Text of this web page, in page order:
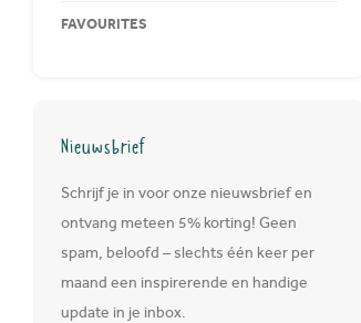
FAVOURITES
Nieuwsbrief
Schrijf je in voor onze nieuwsbrief en
ontvang meteen 5% korting! Geen
spam, beloofd – slechts één keer per
maand een inspirerende en handige
update in je inbox.